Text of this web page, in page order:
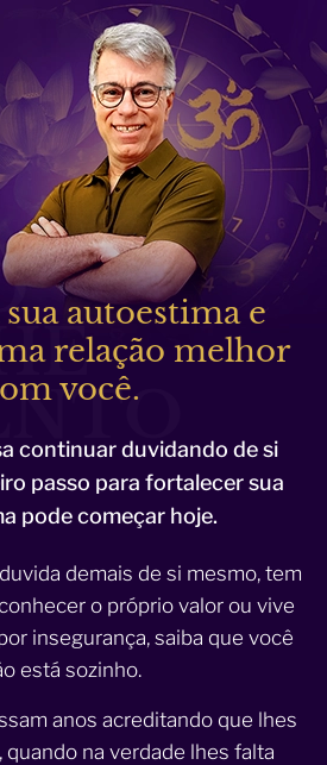
autoestima e
relação melhor
você.
continuar duvidando de si
passo para fortalecer sua
pode começar hoje.
demais de si mesmo, tem
o próprio valor ou vive
insegurança, saiba que você
está sozinho.
anos acreditando que lhes
quando na verdade lhes falta